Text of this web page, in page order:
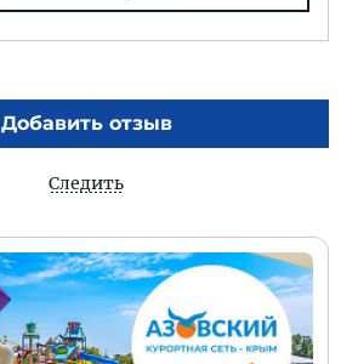
Добавить отзыв
Следить